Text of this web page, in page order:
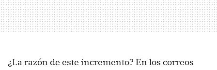
¿La razón de este incremento? En los correos